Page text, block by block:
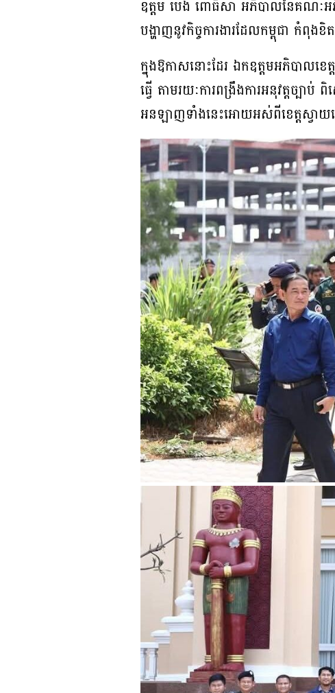
ឧត្តម ប៉េង ពោធិ៍សា អភិបាលនៃគណៈអភិប
បង្ហាញនូវកិច្ចការងារដែលកម្ពុជា កំពុងខិ
ក្នុងឱកាសនោះដែរ ឯកឧត្តមអភិបាលខេ
ធ្វើ តាមរយៈការពង្រឹងការអនុវត្តច្បា
អនឡាញទាំងនេះអោយអស់ពីខេត្តស្វ